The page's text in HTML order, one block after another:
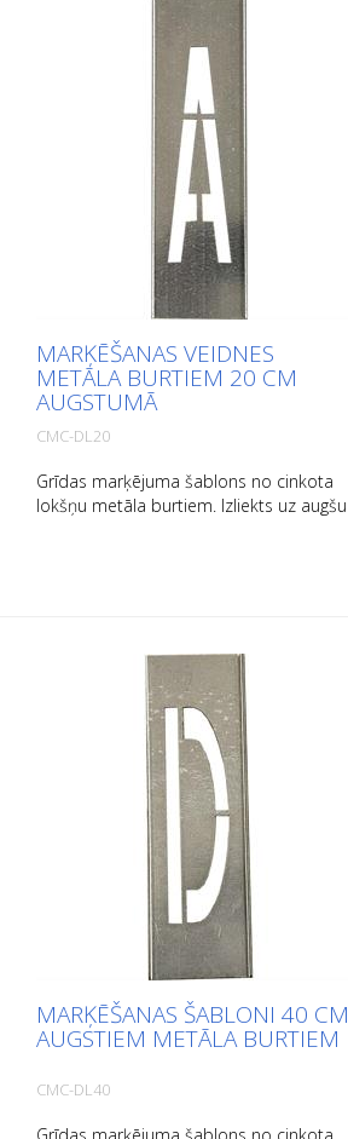
MARĶĒŠANAS VEIDNES
METĀLA BURTIEM 20 CM
AUGSTUMĀ
CMC-DL20
Grīdas marķējuma šablons no cinkota
lokšņu metāla burtiem. Izliekts uz augšu
MARĶĒŠANAS ŠABLONI 40 CM
AUGSTIEM METĀLA BURTIEM
CMC-DL40